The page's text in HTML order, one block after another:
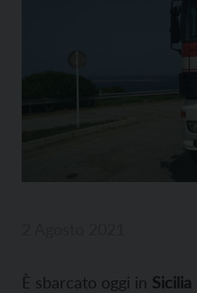
È sbarcato oggi in Sicilia